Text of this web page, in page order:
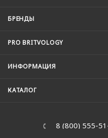
БРЕНДЫ
PRO BRITVOLOGY
ИНФОРМАЦИЯ
КАТАЛОГ
8 (800) 555-